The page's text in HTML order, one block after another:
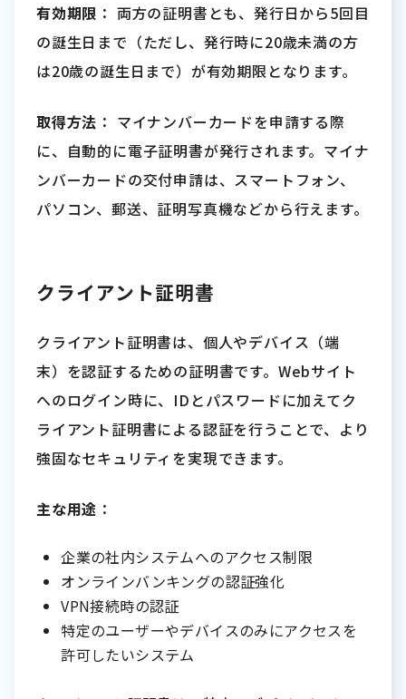
有効期限 ： 両方の証明書とも、発行日から5回目
の誕生日まで（ただし、発行時に20歳未満の方
は20歳の誕生日まで）が有効期限となります。
取得方法 ： マイナンバーカードを申請する際
に、自動的に電子証明書が発行されます。マイナ
ンバーカードの交付申請は、スマートフォン、
パソコン、郵送、証明写真機などから行えます。
クライアント証明書
クライアント証明書は、個人やデバイス（端
末）を認証するための証明書です。Webサイト
へのログイン時に、IDとパスワードに加えてク
ライアント証明書による認証を行うことで、より
強固なセキュリティを実現できます。
主な用途 ：
企業の社内システムへのアクセス制限
オンラインバンキングの認証強化
VPN接続時の認証
特定のユーザーやデバイスのみにアクセスを
許可したいシステム